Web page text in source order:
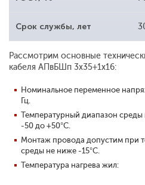
Срок службы, лет
Рассмотрим основные
кабеля АПвБШп 3x35+1x16:
Номинальное переменное
Гц.
Температурный диапазон среды
-50 до +50°С.
Монтаж провода допустим при
среды не ниже -15°С.
Температура нагрева жил: